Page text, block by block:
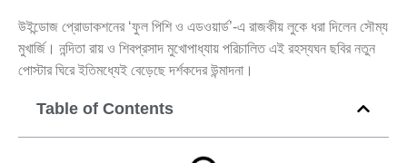
উইন্ডোজ প্রোডাকশনের ‘ফুল পিশি ও এডওয়ার্ড’-এ রাজকীয় লুকে ধরা দিলেন সৌম্য
মুখার্জি। নন্দিতা রায় ও শিবপ্রসাদ মুখোপাধ্যায় পরিচালিত এই রহস্যঘন ছবির নতুন
পোস্টার ঘিরে ইতিমধ্যেই বেড়েছে দর্শকদের উন্মাদনা।
Table of Contents